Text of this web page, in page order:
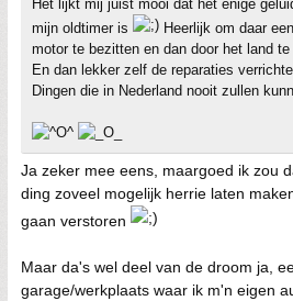
Het lijkt mij juist mooi dat het enige
mijn oldtimer is
Heerlijk om daar
motor te bezitten en dan door het land
En dan lekker zelf de reparaties
Dingen die in Nederland nooit zullen
Ja zeker mee eens, maargoed ik zou
ding zoveel mogelijk herrie laten
gaan verstoren
Maar da's wel deel van de droom ja,
garage/werkplaats waar ik m'n eigen